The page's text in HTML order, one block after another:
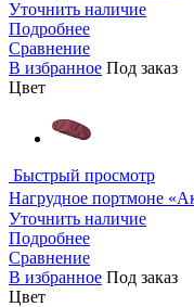
Уточнить наличие
Подробнее
Сравнение
В избранное Под заказ
Цвет
Быстрый просмотр
Нагрудное портмоне
Уточнить наличие
Подробнее
Сравнение
В избранное Под заказ
Цвет